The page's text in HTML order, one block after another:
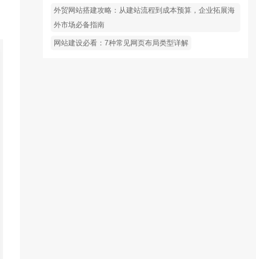
外贸网站搭建攻略：从建站流程到成本预算，企业拓展海
外市场必备指南
网站建设必看：7种常见网页布局类型详解